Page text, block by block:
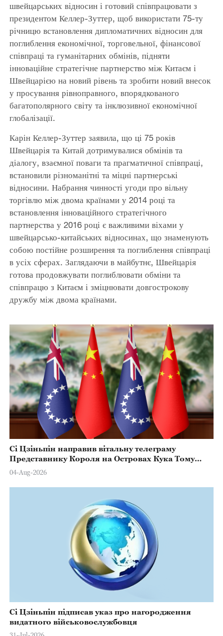
швейцарських відносин і готовий співпрацювати з
президентом Келлер-Зуттер, щоб використати 75-ту
річницю встановлення дипломатичних відносин для
поглиблення економічної, торговельної, фінансової
співпраці та гуманітарних обмінів, підняти
інноваційне стратегічне партнерство між Китаєм і
Швейцарією на новий рівень та зробити новий внесок
у просування рівноправного, впорядкованого
багатополярного світу та інклюзивної економічної
глобалізації.
Карін Келлер-Зуттер заявила, що ці 75 років
Швейцарія та Китай дотримувалися обмінів та
діалогу, взаємної поваги та прагматичної співпраці,
встановили різноманітні та міцні партнерські
відносини. Набрання чинності угоди про вільну
торгівлю між двома країнами у 2014 році та
встановлення інноваційного стратегічного
партнерства у 2016 році є важливими віхами у
швейцарсько-китайських відносинах, що знаменують
собою постійне розширення та поглиблення співпраці
в усіх сферах. Заглядаючи в майбутнє, Швейцарія
готова продовжувати поглиблювати обміни та
співпрацю з Китаєм і зміцнювати довгострокову
дружбу між двома країнами.
Сі Цзіньпін направив вітальну телеграму
Представнику Короля на Островах Кука Тому
Марстерсу з нагоди Дня Конституції
04-Aug-2026
Сі Цзіньпін підписав указ про нагородження
видатного військовослужбовця